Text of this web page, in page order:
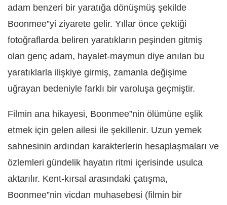
adam benzeri bir yaratığa dönüşmüş şekilde
Boonmee”yi ziyarete gelir. Yıllar önce çektiği
fotoğraflarda beliren yaratıkların peşinden gitmiş
olan genç adam, hayalet-maymun diye anılan bu
yaratıklarla ilişkiye girmiş, zamanla değişime
uğrayan bedeniyle farklı bir varoluşa geçmiştir.
Filmin ana hikayesi, Boonmee”nin ölümüne eşlik
etmek için gelen ailesi ile şekillenir. Uzun yemek
sahnesinin ardından karakterlerin hesaplaşmaları ve
özlemleri gündelik hayatın ritmi içerisinde usulca
aktarılır. Kent-kırsal arasındaki çatışma,
Boonmee”nin vicdan muhasebesi (filmin bir